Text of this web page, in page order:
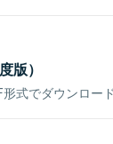
版）
式でダウンロー